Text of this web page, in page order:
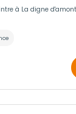
à La digne d'amont